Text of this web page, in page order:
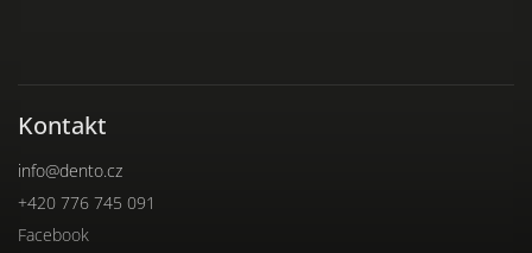
Kontakt
info@dento.cz
+420 776 745 091
Facebook